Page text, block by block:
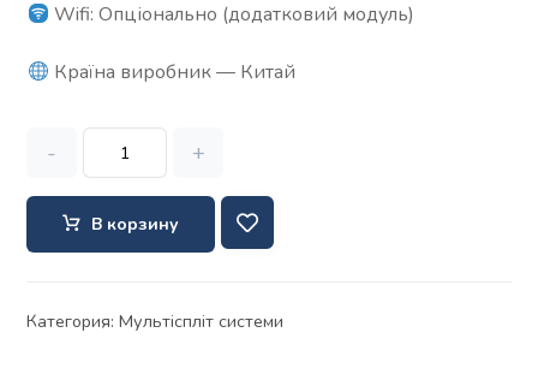
Wifi: Опціонально (додатковий модуль)
Країна виробник — Китай
- +
В корзину
Категория:Мультіспліт системи